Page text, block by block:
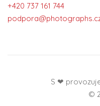
+420 737 161 744
S ❤
©